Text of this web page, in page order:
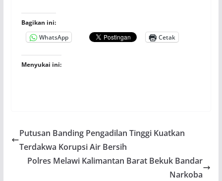
Bagikan ini:
WhatsApp
Cetak
Menyukai ini:
Putusan Banding Pengadilan Tinggi Kuatkan
Terdakwa Korupsi Air Bersih
Polres Melawi Kalimantan Barat Bekuk Bandar
Narkoba